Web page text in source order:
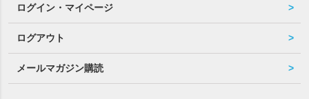
ログイン・マイページ
ログアウト
メールマガジン購読